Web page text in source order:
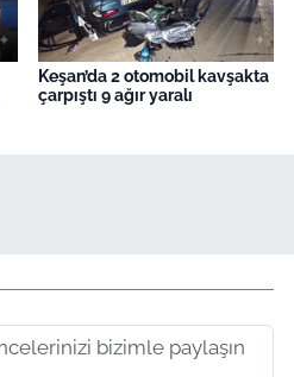
Keşan’da 2 otomobil kavşakta
çarpıştı 9 ağır yaralı